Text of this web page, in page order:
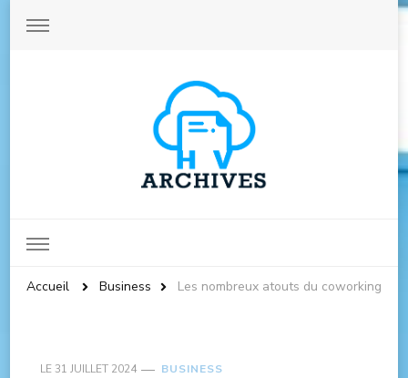
Accueil Business Les nombreux atouts du coworking
LE 31 JUILLET 2024 BUSINESS